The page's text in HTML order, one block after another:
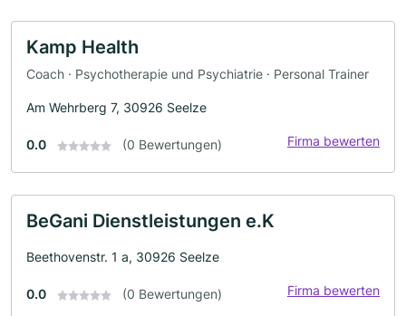
Kamp Health
Coach · Psychotherapie und Psychiatrie · Personal Trainer
Am Wehrberg 7, 30926 Seelze
0.0 (0 Bewertungen) Firma bewerten
BeGani Dienstleistungen e.K
Beethovenstr. 1 a, 30926 Seelze
0.0 (0 Bewertungen) Firma bewerten